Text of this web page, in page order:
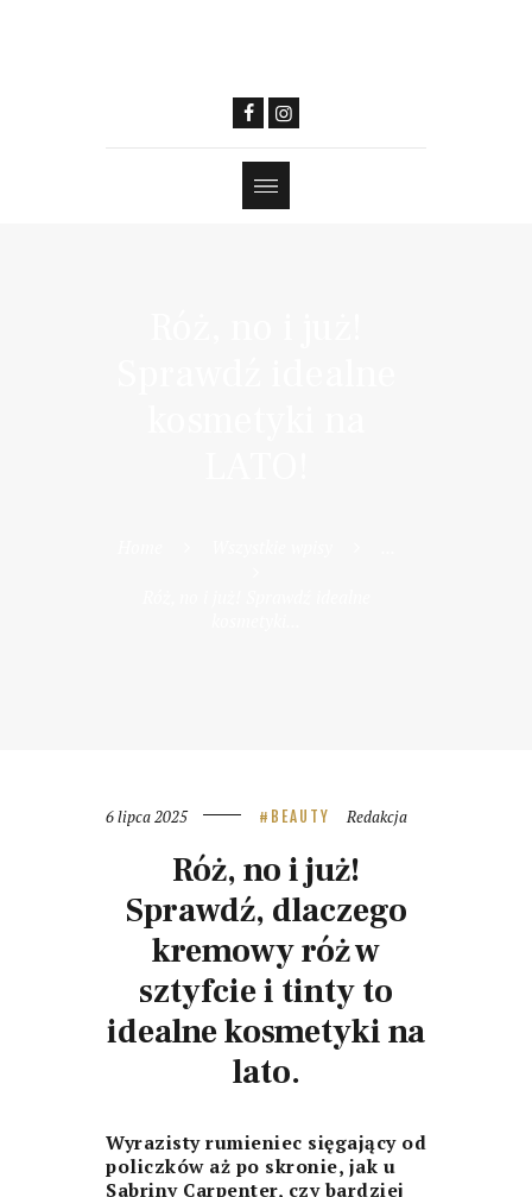
6 lipca 2025 BEAUTY Redakcja
Róż, no i już!
Sprawdź, dlaczego
kremowy róż w
sztyfcie i tintyto
idealne kosmetyki na
lato.
Wyrazisty rumieniec sięgający od
policzków aż po skronie, jak u
Sabriny Carpenter, czy bardziej